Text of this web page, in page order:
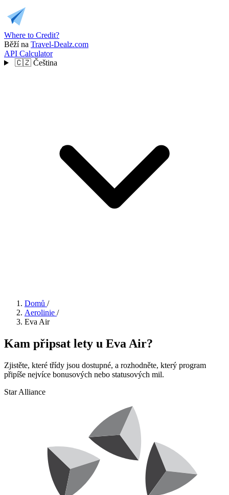
Where to Credit?
Běží na Travel-Dealz.com
API Calculator
🇨🇿 Čeština
Domů /
Aerolinie /
Eva Air
Kam připsat lety u Eva Air?
Zjistěte, které třídy jsou dostupné, a rozhodněte, který program
připíše nejvíce bonusových nebo statusových mil.
Star Alliance